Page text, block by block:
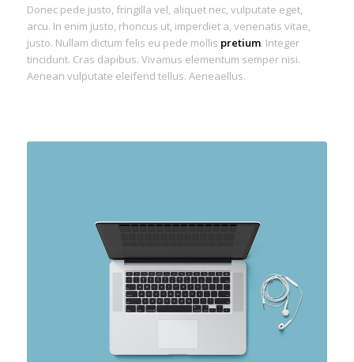
Donec pede justo, fringilla vel, aliquet nec, vulputate eget,
arcu. In enim justo, rhoncus ut, imperdiet a, venenatis vitae,
justo. Nullam dictum felis eu pede mollis pretium. Integer
tincidunt. Cras dapibus. Vivamus elementum semper nisi.
Aenean vulputate eleifend tellus. Aeneaellus.